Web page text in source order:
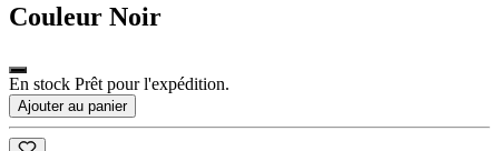
Couleur Noir
En stock Prêt pour l'expédition.
Ajouter au panier